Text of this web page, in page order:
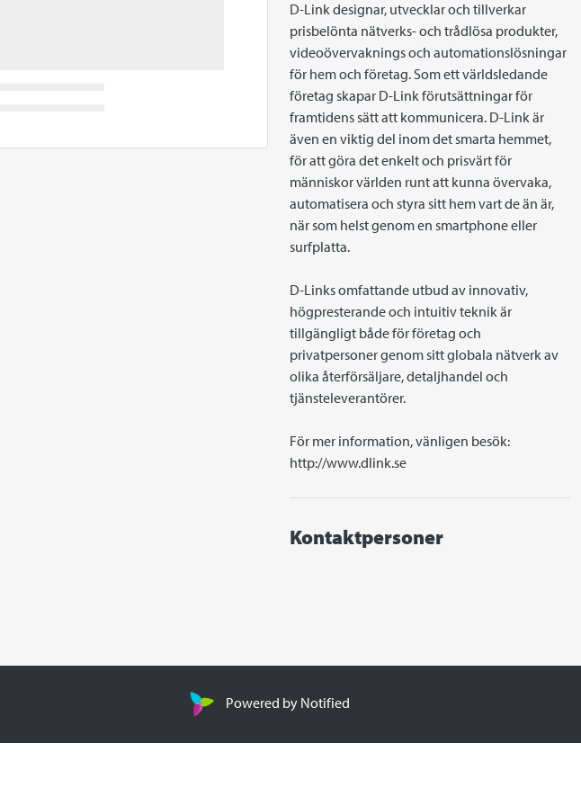
D-Link designar, utvecklar och tillverkar
prisbelönta nätverks- och trådlösa produkter,
videoövervaknings och automationslösningar
för hem och företag. Som ett världsledande
företag skapar D-Link förutsättningar för
framtidens sätt att kommunicera. D-Link är
även en viktig del inom det smarta hemmet,
för att göra det enkelt och prisvärt för
människor världen runt att kunna övervaka,
automatisera och styra sitt hem vart de än är,
när som helst genom en smartphone eller
surfplatta.
D-Links omfattande utbud av innovativ,
högpresterande och intuitiv teknik är
tillgängligt både för företag och
privatpersoner genom sitt globala nätverk av
olika återförsäljare, detaljhandel och
tjänsteleverantörer.
För mer information, vänligen besök:
Kontaktpersoner
Powered by Notified